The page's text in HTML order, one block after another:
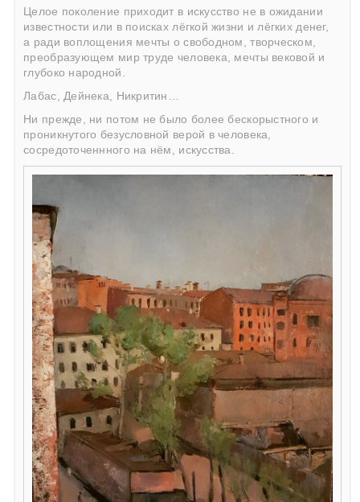
Целое поколение приходит в искусство не в ожидании
известности или в поисках лёгкой жизни и лёгких денег,
а ради воплощения мечты о свободном, творческом,
преобразующем мир труде человека, мечты вековой и
глубоко народной.
Лабас, Дейнека, Никритин…
Ни прежде, ни потом не было более бескорыстного и
проникнутого безусловной верой в человека,
сосредоточеннного на нём, искусства.